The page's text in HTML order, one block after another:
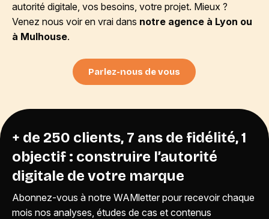
autorité digitale, vos besoins, votre projet. Mieux ?
Venez nous voir en vrai dans notre agence à Lyon ou
à Mulhouse.
Parlez-nous de vous
+ de 250 clients, 7 ans de fidélité, 1
objectif : construire l’autorité
digitale de votre marque
Abonnez-vous à notre WAMletter pour recevoir chaque
mois nos analyses, études de cas et contenus